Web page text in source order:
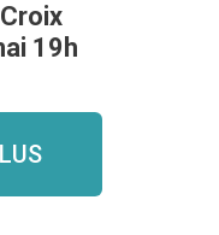
19h